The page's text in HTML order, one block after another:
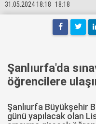
18:18
31.05.2024 18:18
Şanlıurfa'da
öğrencilere
Şanlıurfa Büyükşehir
günü yapılacak olan